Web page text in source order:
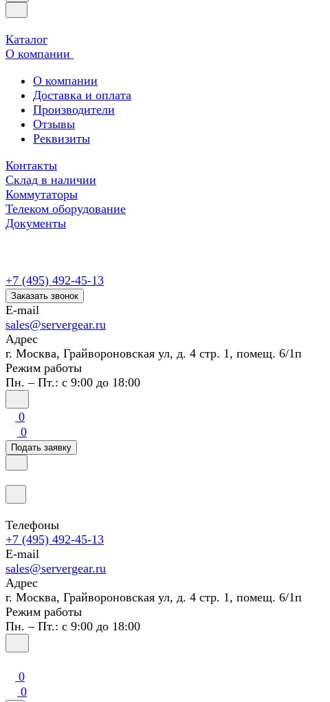
Каталог
О компании
О компании
Доставка и оплата
Производители
Отзывы
Реквизиты
Контакты
Склад в наличии
Коммутаторы
Телеком оборудование
Документы
+7 (495) 492-45-13
Заказать звонок
E-mail
sales@servergear.ru
Адрес
г. Москва, Грайвороновская ул, д. 4 стр. 1, помещ. 6/1п
Режим работы
Пн. – Пт.: с 9:00 до 18:00
0
0
Подать заявку
Телефоны
+7 (495) 492-45-13
E-mail
sales@servergear.ru
Адрес
г. Москва, Грайвороновская ул, д. 4 стр. 1, помещ. 6/1п
Режим работы
Пн. – Пт.: с 9:00 до 18:00
0
0